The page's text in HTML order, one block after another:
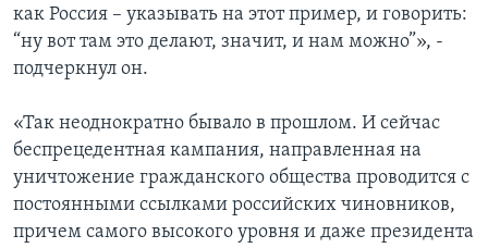
как Россия – указывать на этот пример, и говорить:
“ну вот там это делают, значит, и нам можно”», -
подчеркнул он.
«Так неоднократно бывало в прошлом. И сейчас
беспрецедентная кампания, направленная на
уничтожение гражданского общества проводится с
постоянными ссылками российских чиновников,
причем самого высокого уровня и даже президента